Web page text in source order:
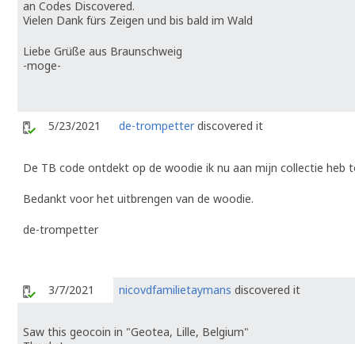
an Codes Discovered.
Vielen Dank fürs Zeigen und bis bald im Wald
Liebe Grüße aus Braunschweig
-moge-
5/23/2021 de-trompetterdiscovered it
De TB code ontdekt op de woodie ik nu aan mijn collectie heb
Bedankt voor het uitbrengen van de woodie.
de-trompetter
3/7/2021 nicovdfamilietaymans discovered it
Saw this geocoin in "Geotea, Lille, Belgium"